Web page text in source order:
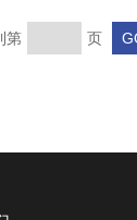
第 页